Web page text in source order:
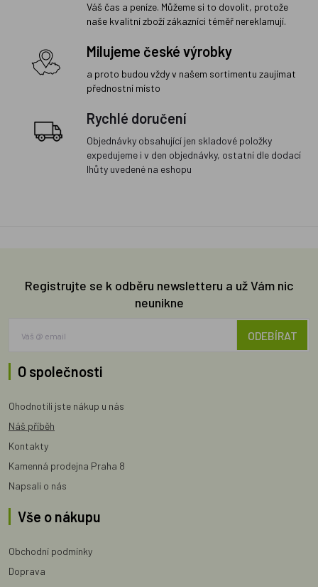
Váš čas a peníze. Můžeme si to dovolit, protože
naše kvalitní zboží zákazníci téměř nereklamují.
Milujeme české výrobky
a proto budou vždy v našem sortimentu zaujímat
přednostní místo
Rychlé doručení
Objednávky obsahující jen skladové položky
expedujeme i v den objednávky, ostatní dle dodací
lhůty uvedené na eshopu
Registrujte se k odběru newsletteru a už Vám nic
neunikne
ODEBÍRAT
O společnosti
Ohodnotili jste nákup u nás
Náš příběh
Kontakty
Kamenná prodejna Praha 8
Napsali o nás
Vše o nákupu
Obchodní podmínky
Doprava